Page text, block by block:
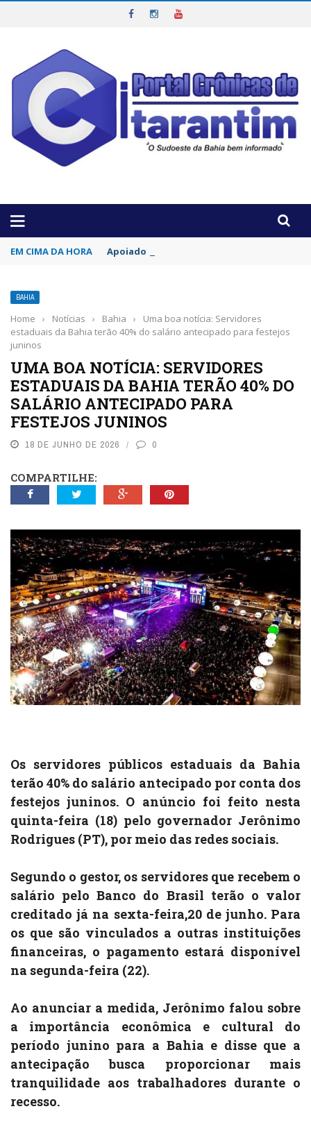
EM CIMA DA HORA Apoiado pelo empresário Joelan, Carlos
BAHIA
Home › Notícias › Bahia ›
Uma boa notícia: Servidores
estaduais da Bahia terão 40% do salário antecipado para festejos
juninos
UMA BOA NOTÍCIA: SERVIDORES
ESTADUAIS DA BAHIA TERÃO 40% DO
SALÁRIO ANTECIPADO PARA
FESTEJOS JUNINOS
18 DE JUNHO DE 2026 0
COMPARTILHE:
Os servidores públicos estaduais da Bahia
terão 40% do salário antecipado por conta dos
festejos juninos. O anúncio foi feito nesta
quinta-feira (18) pelo governador Jerônimo
Rodrigues (PT), por meio das redes sociais.
Segundo o gestor, os servidores que recebem o
salário pelo Banco do Brasil terão o valor
creditado já na sexta-feira,20 de junho. Para
os que são vinculados a outras instituições
financeiras, o pagamento estará disponível
na segunda-feira (22).
Ao anunciar a medida, Jerônimo falou sobre
a importância econômica e cultural do
período junino para a Bahia e disse que a
antecipação busca proporcionar mais
tranquilidade aos trabalhadores durante o
recesso.